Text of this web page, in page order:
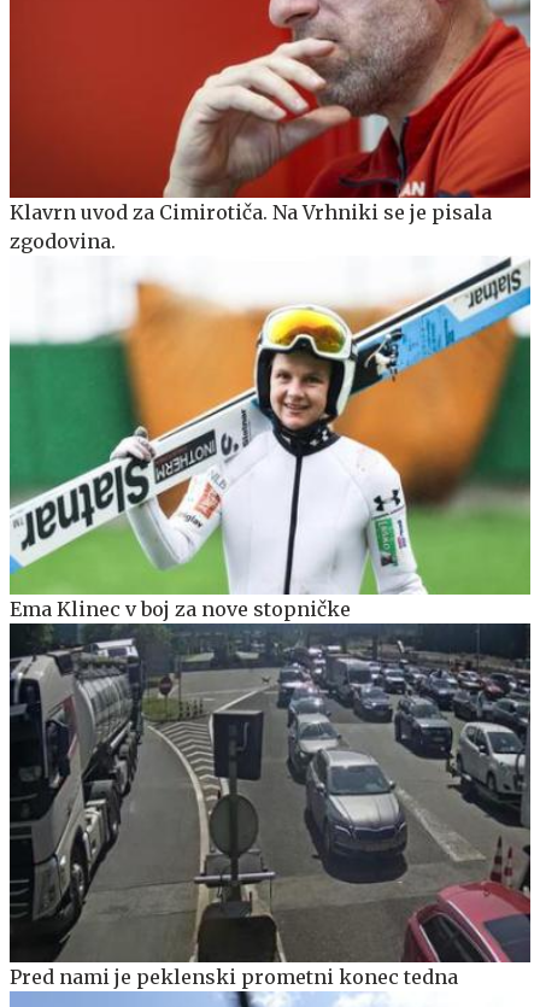
Klavrn uvod za Cimirotiča. Na Vrhniki se je pisala
zgodovina.
Ema Klinec v boj za nove stopničke
Pred nami je peklenski prometni konec tedna